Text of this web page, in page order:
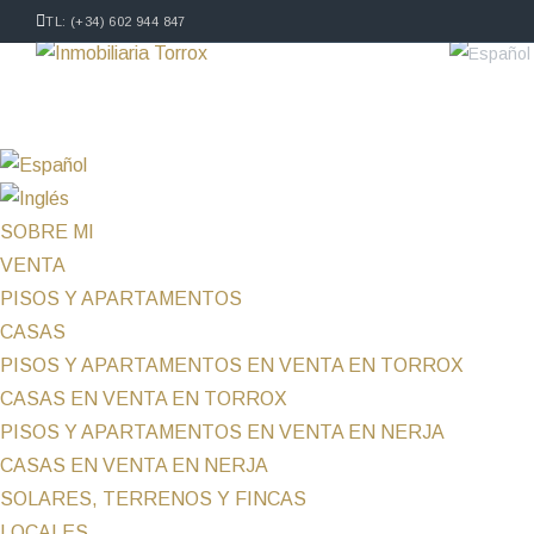
TL: (+34) 602 944 847
SOBRE MI
VENTA
PISOS Y APARTAMENTOS
CASAS
PISOS Y APARTAMENTOS EN VENTA EN TORROX
CASAS EN VENTA EN TORROX
PISOS Y APARTAMENTOS EN VENTA EN NERJA
CASAS EN VENTA EN NERJA
SOLARES, TERRENOS Y FINCAS